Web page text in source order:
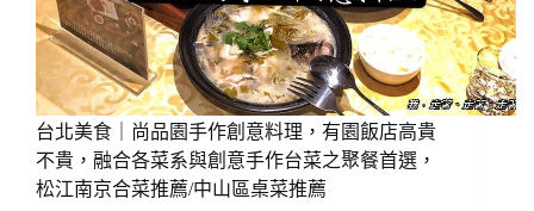
吃!
份
足
夠!
擺
盤
也
台北美食｜尚品園手作創意料理，有園飯店高貴
不貴，融合各菜系與創意手作台菜之聚餐首選，
松江南京合菜推薦/中山區桌菜推薦